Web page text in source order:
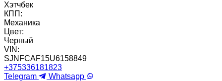
Хэтчбек
КПП:
Механика
Цвет:
Черный
VIN:
SJNFCAF15U6158849
+375336181823
Telegram
Whatsapp